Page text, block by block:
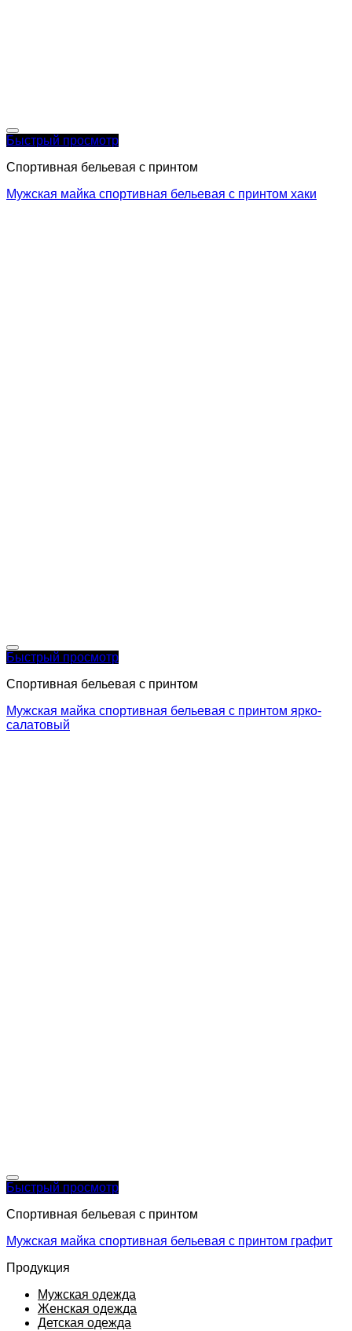
Быстрый просмотр
Спортивная бельевая с принтом
Мужская майка спортивная бельевая с принтом хаки
Быстрый просмотр
Спортивная бельевая с принтом
Мужская майка спортивная бельевая с принтом ярко-
салатовый
Быстрый просмотр
Спортивная бельевая с принтом
Мужская майка спортивная бельевая с принтом графит
Продукция
Мужская одежда
Женская одежда
Детская одежда